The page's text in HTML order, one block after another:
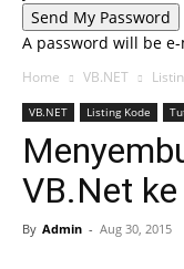
A password will be
Home VB.NET
VB.NET Listing Kode
VB.Net
By Admin - Aug 30, 2015